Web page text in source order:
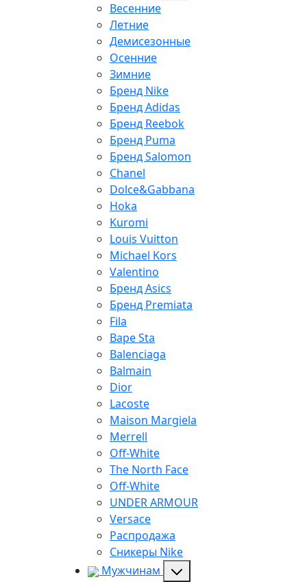
Весенние
Летние
Демисезонные
Осенние
Зимние
Бренд Nike
Бренд Adidas
Бренд Reebok
Бренд Puma
Бренд Salomon
Chanel
Dolce&Gabbana
Hoka
Kuromi
Louis Vuitton
Michael Kors
Valentino
Бренд Asics
Бренд Premiata
Fila
Bape Sta
Balenciaga
Balmain
Dior
Lacoste
Maison Margiela
Merrell
Off-White
The North Face
Off-White
UNDER ARMOUR
Versace
Распродажа
Сникеры Nike
Мужчинам